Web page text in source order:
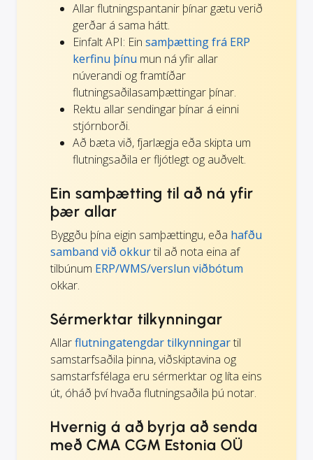
Allar flutningspantanir þínar gætu verið
gerðar á sama hátt.
Einfalt API: Ein samþætting frá ERP
kerfinu þínu mun ná yfir allar
núverandi og framtíðar
flutningsaðilasamþættingar þínar.
Rektu allar sendingar þínar á einni
stjórnborði.
Að bæta við, fjarlægja eða skipta um
flutningsaðila er fljótlegt og auðvelt.
Ein samþætting til að ná yfir
þær allar
Byggðu þína eigin samþættingu, eða hafðu
samband við okkurtil að nota eina af
tilbúnum ERP/WMS/verslun viðbótum
okkar.
Sérmerktar tilkynningar
Allarflutningatengdar tilkynningartil
samstarfsaðila þinna, viðskiptavina og
samstarfsfélaga eru sérmerktar og líta eins
út, óháð því hvaða flutningsaðila þú notar.
Hvernig á að byrja að senda
með CMA CGM Estonia OÜ